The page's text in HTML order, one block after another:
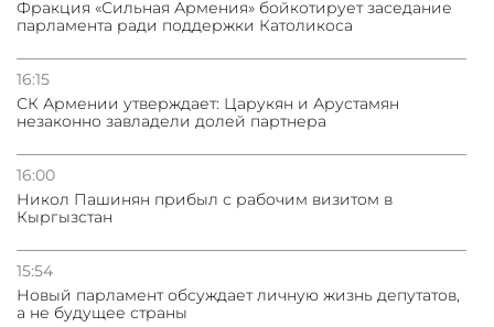
Фракция «Сильная Армения» бойкотирует заседание
парламента ради поддержки Католикоса
16:15
СК Армении утверждает: Царукян и Арустамян
незаконно завладели долей партнера
16:00
Никол Пашинян прибыл с рабочим визитом в
Кыргызстан
15:54
Новый парламент обсуждает личную жизнь депутатов,
а не будущее страны